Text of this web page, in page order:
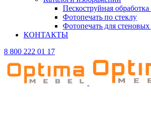
Пескоструйная обработка
Фотопечать по стеклу
Фотопечать для стеновых
КОНТАКТЫ
8 800 222 01 17